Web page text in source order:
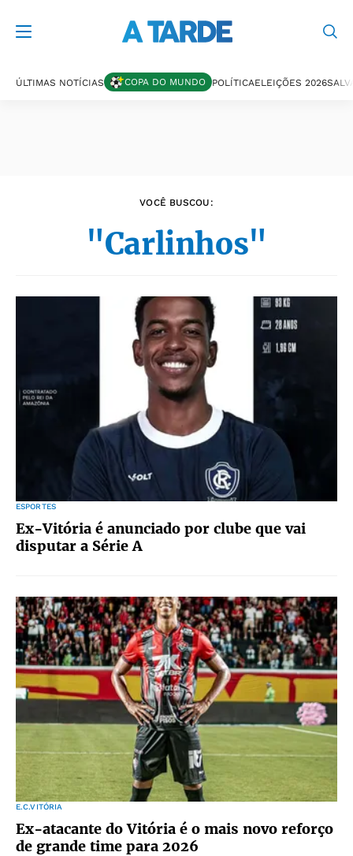
ÚLTIMAS NOTÍCIAS COPA DO MUNDO POLÍTICAELEIÇÕES 2026
VOCÊ BUSCOU:
"Carlinhos"
ESPORTES
Ex-Vitória é anunciado por clube que vai
disputar a Série A
E.C.VITÓRIA
Ex-atacante do Vitória é o mais novo reforço
de grande time para 2026